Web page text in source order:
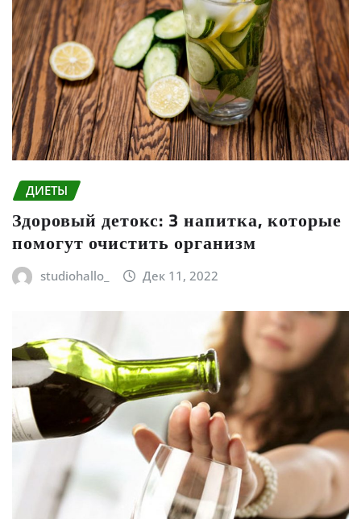
ДИЕТЫ
Здоровый детокс: 3 напитка, которые
помогут очистить организм
studiohallo_ Дек 11, 2022